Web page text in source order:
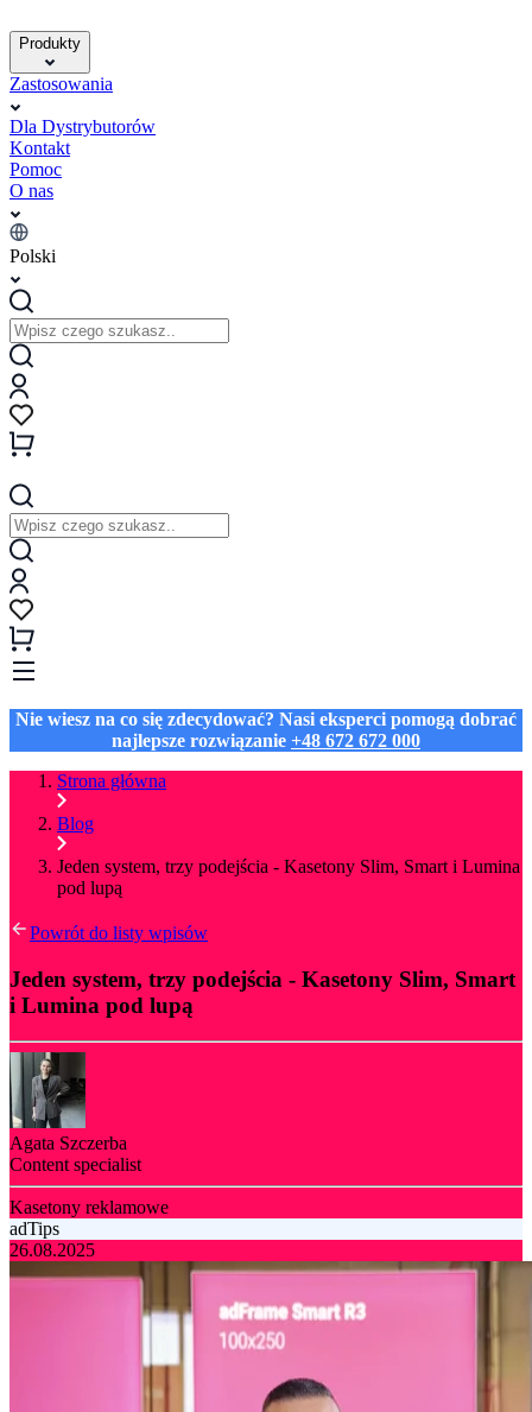
Produkty
Zastosowania
Dla Dystrybutorów
Kontakt
Pomoc
O nas
Polski
Nie wiesz na co się zdecydować? Nasi eksperci pomogą dobrać
najlepsze rozwiązanie +48 672 672 000
Strona główna
Blog
Jeden system, trzy podejścia - Kasetony Slim, Smart i Lumina
pod lupą
Powrót do listy wpisów
Jeden system, trzy podejścia - Kasetony Slim, Smart
i Lumina pod lupą
Agata Szczerba
Content specialist
Kasetony reklamowe
adTips
26.08.2025